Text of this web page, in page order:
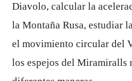
Diavolo, calcular la
la Montaña Rusa, estudiar
el movimiento circular del
los espejos del Miramiralls